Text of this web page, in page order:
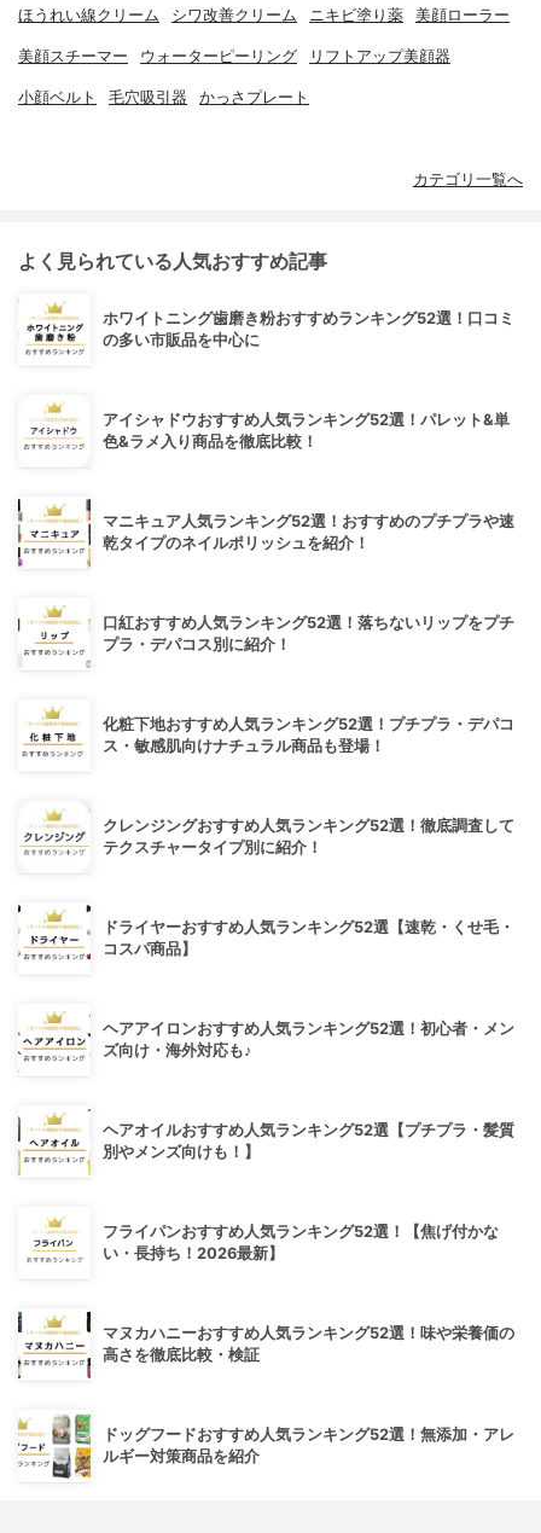
ほうれい線クリーム シワ改善クリーム ニキビ塗り薬 美顔ローラー
美顔スチーマー ウォーターピーリング リフトアップ美顔器
小顔ベルト 毛穴吸引器 かっさプレート
カテゴリ一覧へ
よく見られている人気おすすめ記事
ホワイトニング歯磨き粉おすすめランキング52選！口コミ
の多い市販品を中心に
アイシャドウおすすめ人気ランキング52選！パレット&単
色&ラメ入り商品を徹底比較！
マニキュア人気ランキング52選！おすすめのプチプラや速
乾タイプのネイルポリッシュを紹介！
口紅おすすめ人気ランキング52選！落ちないリップをプチ
プラ・デパコス別に紹介！
化粧下地おすすめ人気ランキング52選！プチプラ・デパコ
ス・敏感肌向けナチュラル商品も登場！
クレンジングおすすめ人気ランキング52選！徹底調査して
テクスチャータイプ別に紹介！
ドライヤーおすすめ人気ランキング52選【速乾・くせ毛・
コスパ商品】
ヘアアイロンおすすめ人気ランキング52選！初心者・メン
ズ向け・海外対応も♪
ヘアオイルおすすめ人気ランキング52選【プチプラ・髪質
別やメンズ向けも！】
フライパンおすすめ人気ランキング52選！【焦げ付かな
い・長持ち！2026最新】
マヌカハニーおすすめ人気ランキング52選！味や栄養価の
高さを徹底比較・検証
ドッグフードおすすめ人気ランキング52選！無添加・アレ
ルギー対策商品を紹介